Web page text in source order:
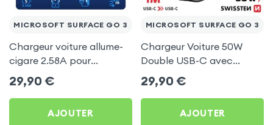
MICROSOFT SURFACE GO 3
Chargeur voiture allume-
cigare 2.58A pour
Microsoft Surface Go 3
29,90 €
AJOUTER
MICROSOFT SURFACE GO 3
Chargeur Voiture 50W
Double USB-C avec
Câble USB C 1m pour
Microsoft Surface Go 3
29,90 €
AJOUTER